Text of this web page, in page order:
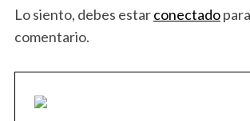
Lo siento, debes estarconectado
comentario.